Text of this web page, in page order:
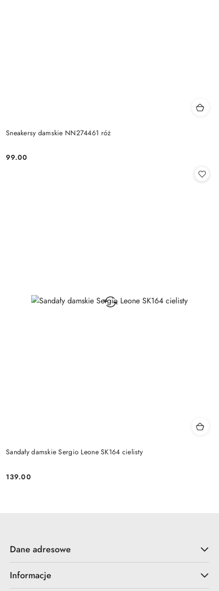
Sneakersy damskie NN274461 róż
Cena:
99.00
Sandały damskie Sergio Leone SK164 cielisty
Cena:
139.00
Dane adresowe
Informacje